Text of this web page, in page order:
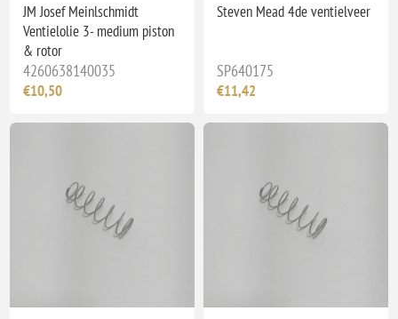
JM Josef Meinlschmidt
Ventielolie 3- medium piston
& rotor
4260638140035
€10,50
Steven Mead 4de ventielveer
SP640175
€11,42